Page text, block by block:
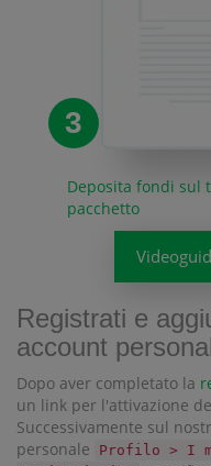
3
Deposita fondi sul
pacchetto
Registrati e
account
Dopo aver completato la
un link per l'attivazione
Successivamente sul
personale
Profilo > I